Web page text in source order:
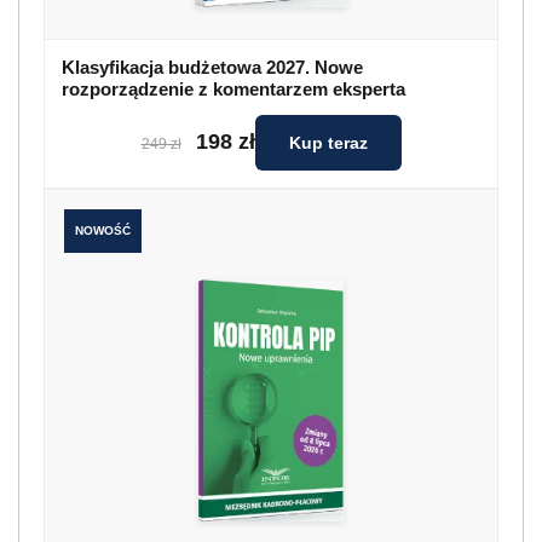
Klasyfikacja budżetowa 2027. Nowe
rozporządzenie z komentarzem eksperta
249 zł 198 zł Kup teraz
NOWOŚĆ